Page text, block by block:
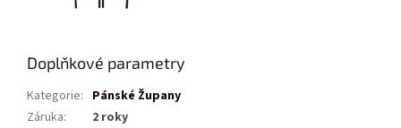
Doplňkové parametry
Kategorie: Pánské Župany
Záruka:
2 roky